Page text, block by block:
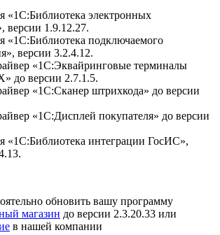
«1С:Библиотека электронных
версии 1.9.12.27.
«1C:Библиотека подключаемого
версии 3.2.4.12.
«1С:Эквайринговые терминалы
до версии 2.7.1.5.
«1С:Сканер штрихкода» до версии
«1C:Дисплей покупателя» до версии
«1С:Библиотека интеграции ГосИС»,
обновить вашу программу
магазин до версии 2.3.20.33 или
в нашей компании